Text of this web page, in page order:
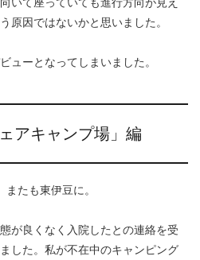
原因ではないかと思いました。
ューとなってしまいました。
アキャンプ場」編
たも東伊豆に。
が良くなく入院したとの連絡を受
した。私が不在中のキャンピング